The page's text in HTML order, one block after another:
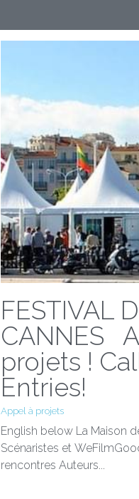
FESTIVAL
CANNES
projets !
Entries!
Appel à projets
English below La Maison
Scénaristes et
rencontres Auteurs...